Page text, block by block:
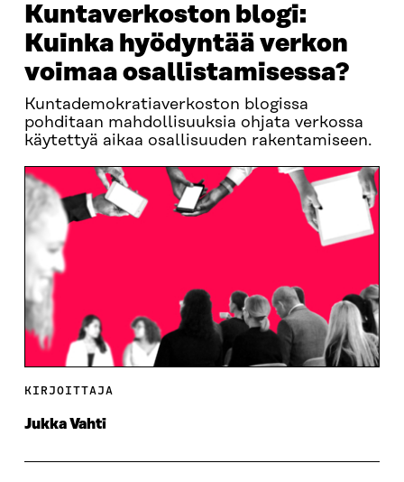
Kuntaverkoston blogi:
Kuinka hyödyntää verkon
voimaa osallistamisessa?
Kuntademokratiaverkoston blogissa
pohditaan mahdollisuuksia ohjata verkossa
käytettyä aikaa osallisuuden rakentamiseen.
KIRJOITTAJA
Jukka Vahti